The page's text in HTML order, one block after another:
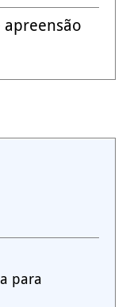
apreensão
para